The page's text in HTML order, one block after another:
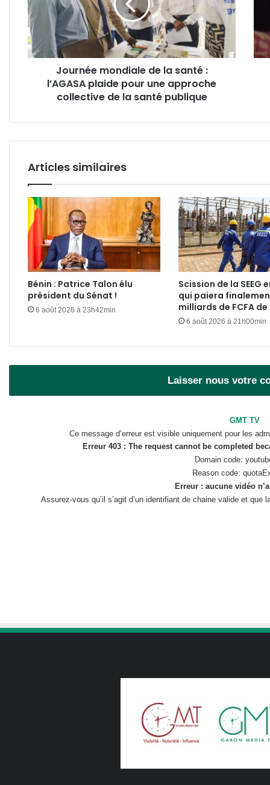
santé
:
l’AGASA
plaide
pour
approche
collective
la
Journée mondiale de la santé :
l’AGASA plaide pour une approche
collective de la santé publique
Articles similaires
Bénin : Patrice Talon élu
président du Sénat !
6 août 2026 à 23h42min
Scission de la SEEG
qui paiera
milliards de FCFA
6 août 2026 à 21h00min
Laisser nous votre
GMT TV
Ce message d’erreur est visible uniquement pour les
Erreur 403 : The request cannot be completed
Domain code:
Reason code:
Erreur : aucune vidéo
Assurez-vous qu’il s’agit d’un identifiant de chaine valide et